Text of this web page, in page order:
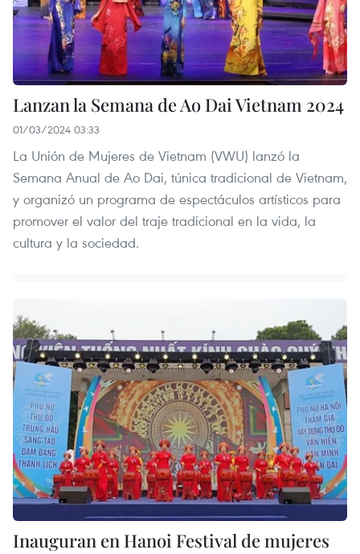
Lanzan la Semana de Ao Dai Vietnam 2024
01/03/2024 03:33
La Unión de Mujeres de Vietnam (VWU) lanzó la
Semana Anual de Ao Dai, túnica tradicional de Vietnam,
y organizó un programa de espectáculos artísticos para
promover el valor del traje tradicional en la vida, la
cultura y la sociedad.
Inauguran en Hanoi Festival de mujeres